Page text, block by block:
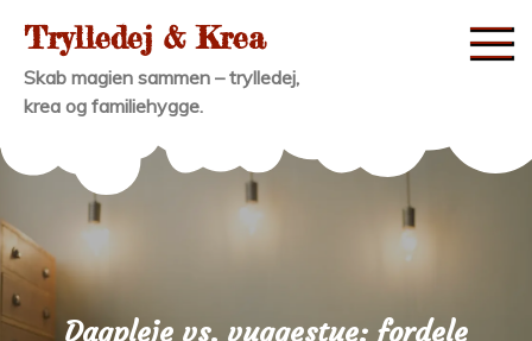
content
Trylledej & Krea
Skab magien sammen – trylledej,
krea og familiehygge.
Dagpleje vs. vuggestue: fordele